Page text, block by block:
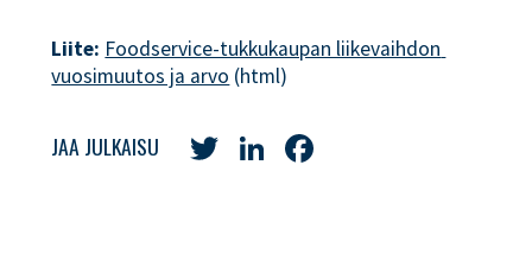
Liite: Foodservice-tukkukaupan liikevaihdon
vuosimuutos ja arvo (html)
JAA JULKAISU TwitterLinkedIn